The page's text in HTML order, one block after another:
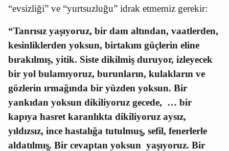
“evsizliği” ve “yurtsuzluğu” idrak etmemiz gerekir:
“Tanrısız yaşıyoruz, bir dam altından, vaatlerden,
kesinliklerden yoksun, birtakım güçlerin eline
bırakılmış, yitik. Siste dikilmiş duruyor, izleyecek
bir yol bulamıyoruz, burunların, kulakların ve
gözlerin ırmağında bir yüzden yoksun. Bir
yankıdan yoksun dikiliyoruz gecede, … bir
kapıya hasret karanlıkta dikiliyoruz aysız,
yıldızsız, ince hastalığa tutulmuş̧, sefil, fenerlerle
aldatılmış̧. Bir cevaptan yoksun yaşıyoruz. Bir